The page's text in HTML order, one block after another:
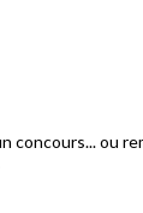
concours... ou